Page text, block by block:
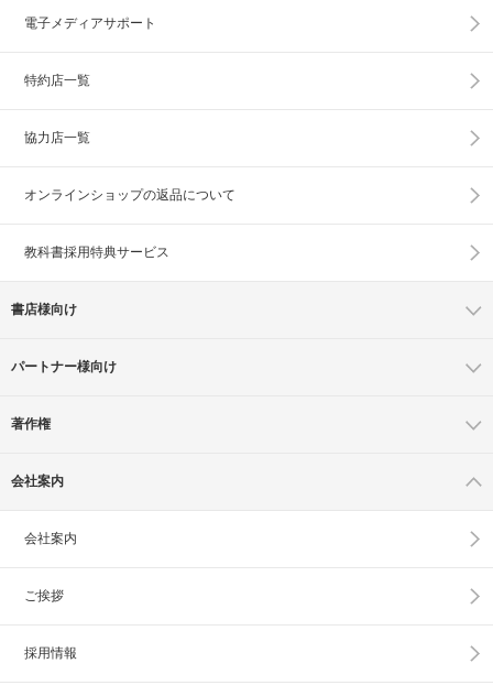
電子メディアサポート
特約店一覧
協力店一覧
オンラインショップの返品について
教科書採用特典サービス
書店様向け
パートナー様向け
著作権
会社案内
会社案内
ご挨拶
採用情報